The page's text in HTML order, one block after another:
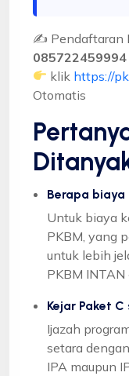
✍ Pendaftaran
085722459994
klik https://
Otomatis
Berapa
Untuk biaya
PKBM, yang
untuk lebih
PKBM INTAN
Kejar Paket
Ijazah
setara
IPA maupun